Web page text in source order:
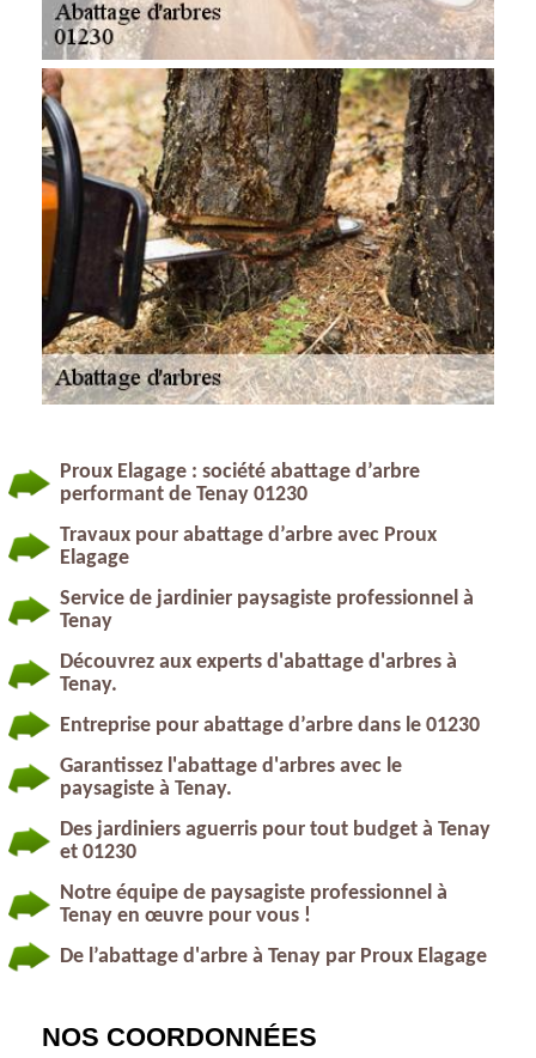
Proux Elagage : société abattage d’arbre
performant de Tenay 01230
Travaux pour abattage d’arbre avec Proux
Elagage
Service de jardinier paysagiste professionnel à
Tenay
Découvrez aux experts d'abattage d'arbres à
Tenay.
Entreprise pour abattage d’arbre dans le 01230
Garantissez l'abattage d'arbres avec le
paysagiste à Tenay.
Des jardiniers aguerris pour tout budget à Tenay
et 01230
Notre équipe de paysagiste professionnel à
Tenay en œuvre pour vous !
De l’abattage d'arbre à Tenay par Proux Elagage
NOS COORDONNÉES